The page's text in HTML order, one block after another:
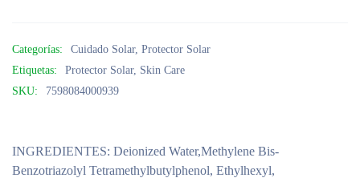
Categorías: Cuidado Solar, Protector Solar
Etiquetas:
Protector Solar, Skin Care
SKU:
7598084000939
INGREDIENTES: Deionized Water,Methylene Bis-
Benzotriazolyl Tetramethylbutylphenol, Ethylhexyl,